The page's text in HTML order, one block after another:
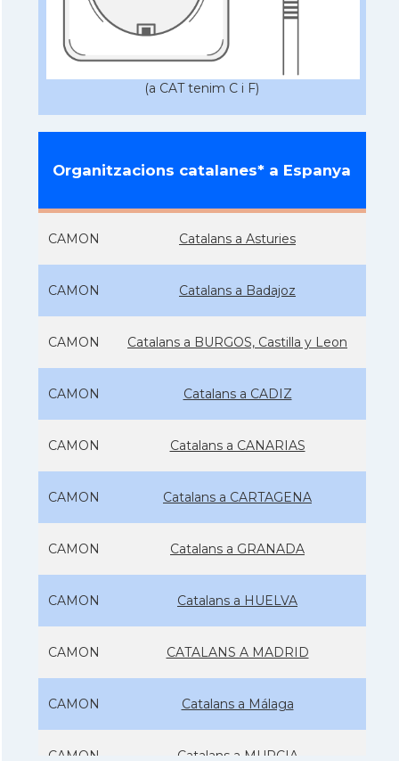
(a CAT tenim C i F)
Organitzacions catalanes* a Espanya
CAMON Catalans a Asturies
CAMON Catalans a Badajoz
CAMON Catalans a BURGOS, Castilla y Leon
CAMON Catalans a CADIZ
CAMON Catalans a CANARIAS
CAMON Catalans a CARTAGENA
CAMON Catalans a GRANADA
CAMON Catalans a HUELVA
CAMON CATALANS A MADRID
CAMON Catalans a Málaga
CAMON Catalans a MURCIA